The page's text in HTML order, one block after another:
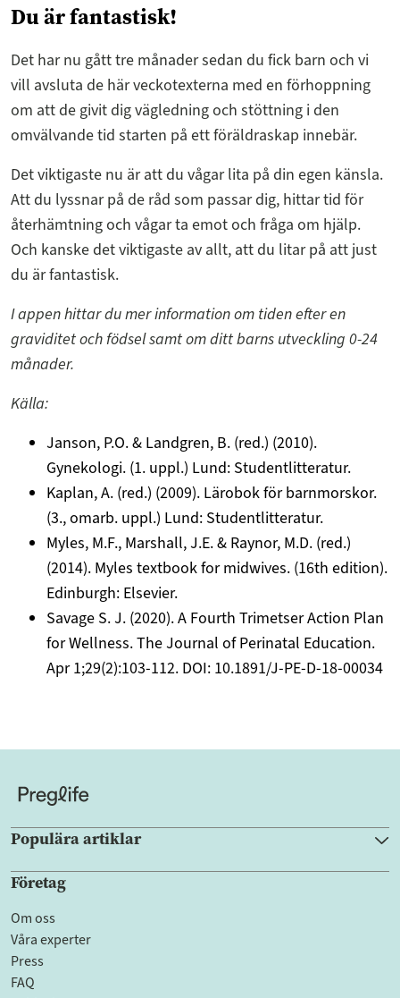
Du är fantastisk!
Det har nu gått tre månader sedan du fick barn och vi
vill avsluta de här veckotexterna med en förhoppning
om att de givit dig vägledning och stöttning i den
omvälvande tid starten på ett föräldraskap innebär.
Det viktigaste nu är att du vågar lita på din egen känsla.
Att du lyssnar på de råd som passar dig, hittar tid för
återhämtning och vågar ta emot och fråga om hjälp.
Och kanske det viktigaste av allt, att du litar på att just
du är fantastisk.
I appen hittar du mer information om tiden efter en
graviditet och födsel samt om ditt barns utveckling 0-24
månader.
Källa:
Janson, P.O. & Landgren, B. (red.) (2010).
Gynekologi. (1. uppl.) Lund: Studentlitteratur.
Kaplan, A. (red.) (2009). Lärobok för barnmorskor.
(3., omarb. uppl.) Lund: Studentlitteratur.
Myles, M.F., Marshall, J.E. & Raynor, M.D. (red.)
(2014). Myles textbook for midwives. (16th edition).
Edinburgh: Elsevier.
Savage S. J. (2020). A Fourth Trimetser Action Plan
for Wellness. The Journal of Perinatal Education.
Apr 1;29(2):103-112. DOI: 10.1891/J-PE-D-18-00034
Populära artiklar
Företag
Om oss
Våra experter
Press
FAQ